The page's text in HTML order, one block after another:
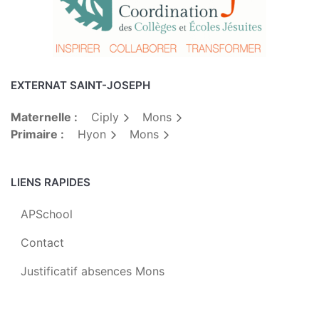
EXTERNAT SAINT-JOSEPH
Maternelle : Ciply
Mons
Primaire :
Hyon Mons
LIENS RAPIDES
APSchool
Contact
Justificatif absences Mons